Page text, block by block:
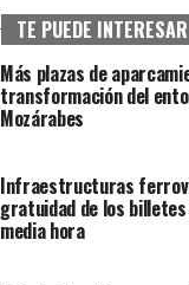
TE PUEDE INTERESAR
Más plazas de
transformación del
Mozárabes
Infraestructuras
gratuidad de los
media hora